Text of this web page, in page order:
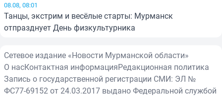
08.08, 08:01
Танцы, экстрим и весёлые старты: Мурманск
отпразднует День физкультурника
Сетевое издание «Новости Мурманской области»
О насКонтактная информацияРедакционная политика
Запись о государственной регистрации СМИ: ЭЛ №
ФС77-69152 от 24.03.2017 выдано Федеральной службой